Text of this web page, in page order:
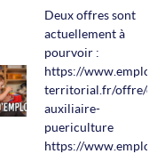
Deux offres sont
actuellement à
pourvoir :
https://www.emploi-
territorial.fr/offre/
auxiliaire-
puericulture
https://www.emploi-